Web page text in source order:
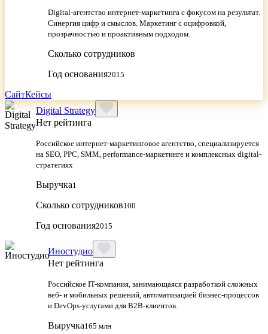
Digital-агентство интернет-маркетинга с фокусом на результат.
Синергия цифр и смыслов. Маркетинг с оцифровкой,
прозрачностью и проактивным подходом.
Сколько сотрудников
Год основания2015
СайтКейсы
Digital Strategy
Нет рейтинга
Российское интернет-маркетинговое агентство, специализируется
на SEO, PPC, SMM, performance-маркетинге и комплексных digital-
стратегиях
Выручка1
Сколько сотрудников100
Год основания2015
Иностудио
Нет рейтинга
Российское IT-компания, занимающаяся разработкой сложных
веб- и мобильных решений, автоматизацией бизнес-процессов
и DevOps-услугами для B2B-клиентов.
Выручка165 млн